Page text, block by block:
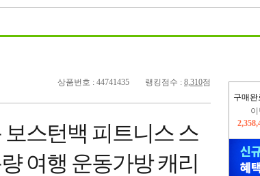
구매완
상품번호 : 44741435 랭킹점수 : 8,310점
스턴백 피트니스 스
여행 운동가방 캐리